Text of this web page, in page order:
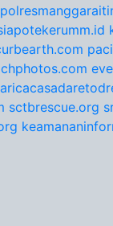
sctbrescue.org